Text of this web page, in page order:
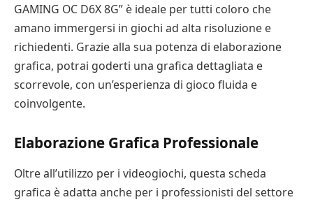
GAMING OC D6X 8G” è ideale per tutti coloro che
amano immergersi in giochi ad alta risoluzione e
richiedenti. Grazie alla sua potenza di elaborazione
grafica, potrai goderti una grafica dettagliata e
scorrevole, con un’esperienza di gioco fluida e
coinvolgente.
Elaborazione Grafica Professionale
Oltre all’utilizzo per i videogiochi, questa scheda
grafica è adatta anche per i professionisti del settore